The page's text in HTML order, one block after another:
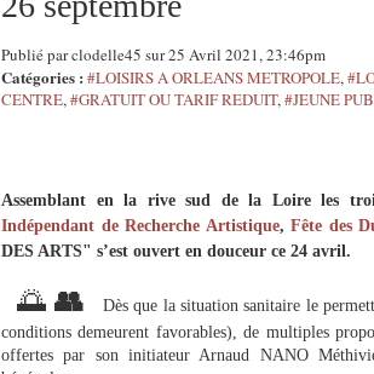
Publié par clodelle45 sur 25 Avril 2021, 23:46pm
Catégories : #LOISIRS A ORLEANS METROPOLE,
CENTRE,#GRATUIT OU TARIF REDUIT,#JEUNE
Assemblant en la rive sud de la Loire les
Indépendant de Recherche Artistique,Fête des
DES ARTS" s’est ouvert en douceur ce 24 avril.
🌅 👥
Dès que la situation sanitaire le
conditions demeurent favorables), de multiples
offertes par son initiateur Arnaud NANO